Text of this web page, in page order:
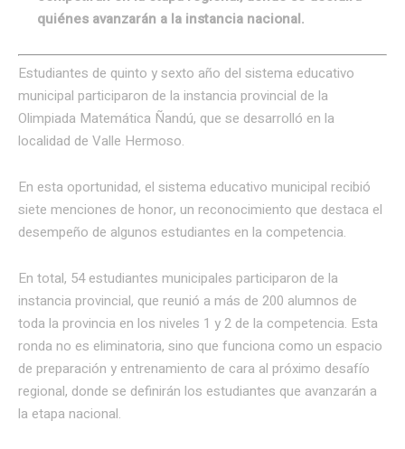
quiénes avanzarán a la instancia nacional.
Estudiantes de quinto y sexto año del sistema educativo
municipal participaron de la instancia provincial de la
Olimpiada Matemática Ñandú, que se desarrolló en la
localidad de Valle Hermoso.
En esta oportunidad, el sistema educativo municipal recibió
siete menciones de honor, un reconocimiento que destaca el
desempeño de algunos estudiantes en la competencia.
En total, 54 estudiantes municipales participaron de la
instancia provincial, que reunió a más de 200 alumnos de
toda la provincia en los niveles 1 y 2 de la competencia. Esta
ronda no es eliminatoria, sino que funciona como un espacio
de preparación y entrenamiento de cara al próximo desafío
regional, donde se definirán los estudiantes que avanzarán a
la etapa nacional.